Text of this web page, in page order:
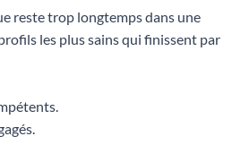
reste trop longtemps dans une
les plus sains qui finissent par